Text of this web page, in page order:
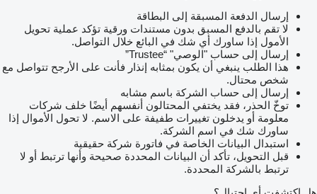
إرسال الدفعة المسبقة إلى البطاقة
لا تقم بالدفع المسبق بدون مستندات ورقية تؤكد عملية تحويل
الأمول إذا ساورك أي شك في البائع خلال التواصل.
إرسال إلى حساب "الوصي" “Trustee”
هذا الطلب ينبغي أن يكون بمثابه إنذار فأنت على الأرجح تتواصل مع
شخص محتال.
إرسال إلى حساب الشركة باسم مشابه
توخّ الحذر، فقد يختفي المحتالون أنفسهم أيضًا خلف شركات
معلومة أو يدخلون تغييرات طفيفة على الاسم. لا تحول الأموال إذا
ساورك شك في اسم الشركة.
استبدال البيانات الخاصة في فاتورة شركة حقيقية
قبل التحويل، تأكد أن البيانات المحددة صحيحة وأنها ترتبط أو لا
ترتبط بالشركة المحددة.